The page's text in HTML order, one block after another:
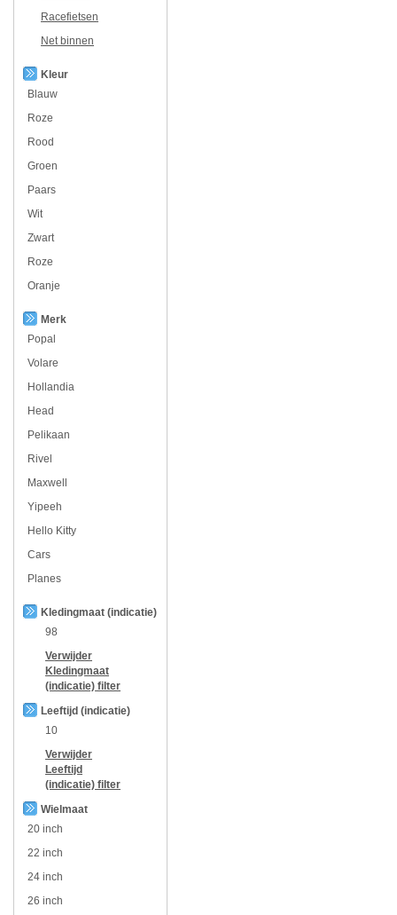
Racefietsen
Net binnen
Kleur
Blauw
Roze
Rood
Groen
Paars
Wit
Zwart
Roze
Oranje
Merk
Popal
Volare
Hollandia
Head
Pelikaan
Rivel
Maxwell
Yipeeh
Hello Kitty
Cars
Planes
Kledingmaat (indicatie)
98
Verwijder
Kledingmaat
(indicatie) filter
Leeftijd (indicatie)
10
Verwijder
Leeftijd
(indicatie) filter
Wielmaat
20 inch
22 inch
24 inch
26 inch